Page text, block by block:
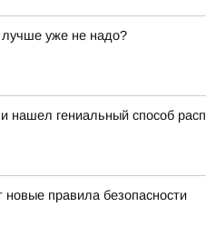
уже не надо?
гениальный способ
правила безопасности